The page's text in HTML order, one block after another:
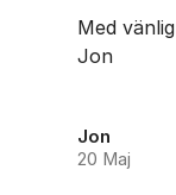
Med
Jon
Jon
20 Maj